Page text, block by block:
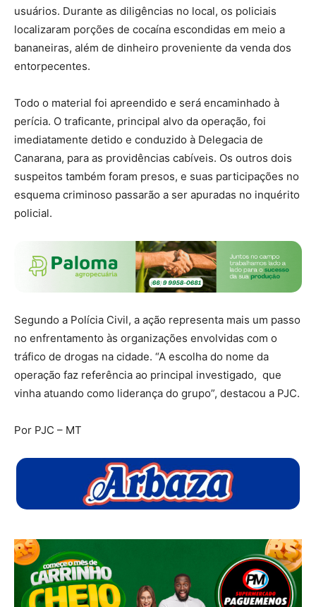
usuários. Durante as diligências no local, os policiais
localizaram porções de cocaína escondidas em meio a
bananeiras, além de dinheiro proveniente da venda dos
entorpecentes.
Todo o material foi apreendido e será encaminhado à
perícia. O traficante, principal alvo da operação, foi
imediatamente detido e conduzido à Delegacia de
Canarana, para as providências cabíveis. Os outros dois
suspeitos também foram presos, e suas participações no
esquema criminoso passarão a ser apuradas no inquérito
policial.
Segundo a Polícia Civil, a ação representa mais um passo
no enfrentamento às organizações envolvidas com o
tráfico de drogas na cidade. “A escolha do nome da
operação faz referência ao principal investigado, que
vinha atuando como liderança do grupo”, destacou a PJC.
Por PJC – MT